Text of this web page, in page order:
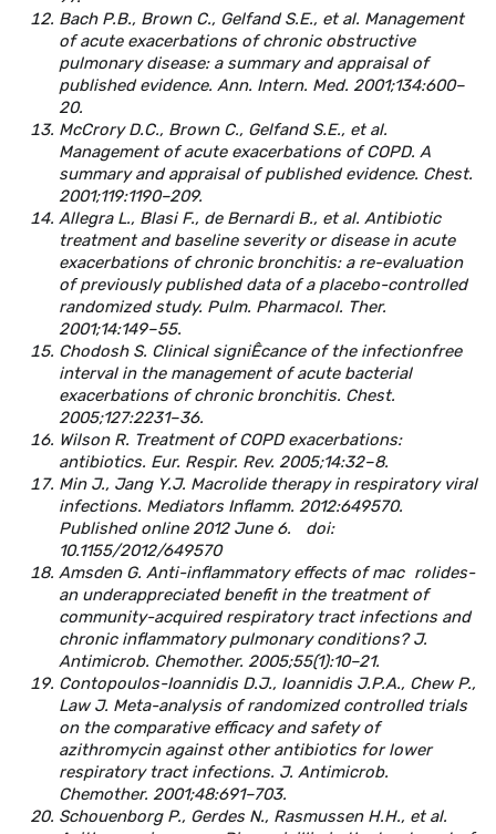
Bach P.B., Brown C., Gelfand S.E., et al. Management
of acute exacerbations of chronic obstructive
pulmonary disease: a summary and appraisal of
published evidence. Ann. Intern. Med. 2001;134:600–
20.
McCrory D.C., Brown C., Gelfand S.E., et al.
Management of acute exacerbations of COPD. A
summary and appraisal of published evidence. Chest.
2001;119:1190–209.
Allegra L., Blasi F., de Bernardi B., et al. Antibiotic
treatment and baseline severity or disease in acute
exacerbations of chronic bronchitis: a re-evaluation
of previously published data of a placebo-controlled
randomized study. Pulm. Pharmacol. Ther.
2001;14:149–55.
Chodosh S. Clinical signiÊcance of the infectionfree
interval in the management of acute bacterial
exacerbations of chronic bronchitis. Chest.
2005;127:2231–36.
Wilson R. Treatment of COPD exacerbations:
antibiotics. Eur. Respir. Rev. 2005;14:32–8.
Min J., Jang Y.J. Macrolide therapy in respiratory viral
infections. Mediators Inflamm. 2012:649570.
Published online 2012 June 6. doi:
10.1155/2012/649570
Amsden G. Anti-inflammatory effects of mac rolides-
an underappreciated benefit in the treatment of
community-acquired respiratory tract infections and
chronic inflammatory pulmonary conditions? J.
Antimicrob. Chemother. 2005;55(1):10–21.
Contopoulos-Ioannidis D.J., Ioannidis J.P.A., Chew P.,
Law J. Meta-analysis of randomized controlled trials
on the comparative efficacy and safety of
azithromycin against other antibiotics for lower
respiratory tract infections. J. Antimicrob.
Chemother. 2001;48:691–703.
Schouenborg P., Gerdes N., Rasmussen H.H., et al.